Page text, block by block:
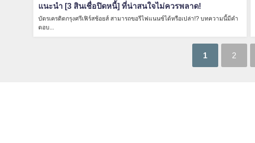
แนะนำ [3 สินเชื่อปิดหนี้] ที่น่าสนใจไม่ควรพลาด!
บัตรเครดิตกรุงศรีเฟิร์สช้อยส์ สามารถขอรีไฟแนนซ์ได้หรือเปล่า!? บทความนี้มีคำ
ตอบ...
1 2